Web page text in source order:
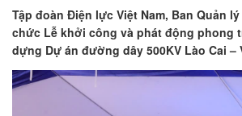
Tập đoàn Điện lực Việt Nam, Ban Quản
chức Lễ khởi công và phát động phong
dựng Dự án đường dây 500KV Lào Cai –